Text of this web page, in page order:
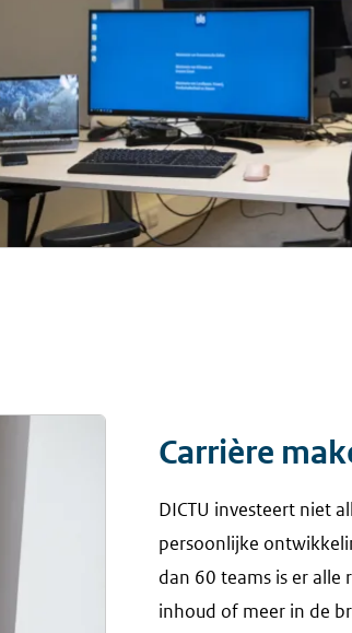
Carrière
DICTU investeert niet
persoonlijke
dan 60 teams is er
inhoud of meer in de